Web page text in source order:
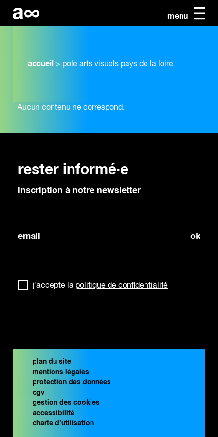
menu
accueil > pole arts visuels pays de la loire
Aucun contenu ne correspond.
rester informé·e
inscription à notre newsletter
j'accepte la politique de confidentialité
plan du site
mentions légales
protection des données
cgv
gestion des cookies
accessibilité
charte d’utilisation